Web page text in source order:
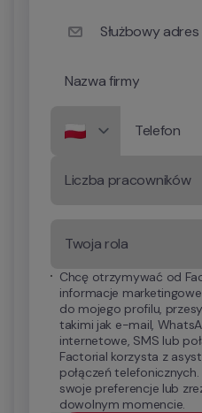
Służbowy adres
Nazwa firmy
Telefon
Liczba pracowników
Twoja rola
Chcę otrzymywać od
informacje
do mojego profilu,
takimi jak e-mail,
internetowe, SMS lub
Factorial korzysta z
połączeń
swoje preferencje lub
dowolnym momencie.